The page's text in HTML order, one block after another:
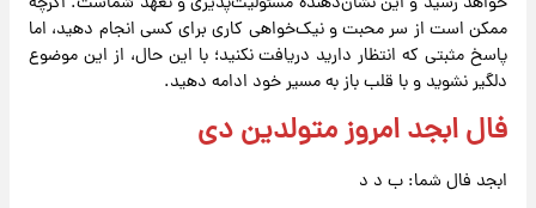
ممکن است از سر محبت و نیک‌خواهی کاری برای کسی انجام دهید، اما
پاسخ مثبتی که انتظار دارید دریافت نکنید؛ با این حال، از این موضوع
دلگیر نشوید و با قلب باز به مسیر خود ادامه دهید.
فال ابجد امروز متولدین دی
ابجد فال شما: ب د د